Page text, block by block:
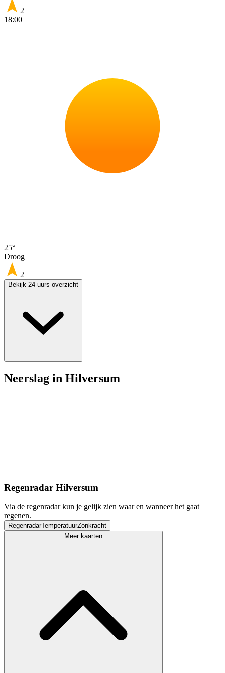
2
18:00
25°
Droog
2
Bekijk 24-uurs overzicht
Neerslag in Hilversum
Regenradar Hilversum
Via de regenradar kun je gelijk zien waar en wanneer het gaat
regenen.
RegenradarTemperatuurZonkracht
Meer kaarten